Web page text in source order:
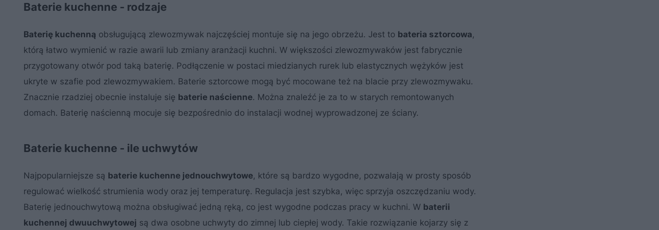
Baterie kuchenne - rodzaje
Baterię kuchenną obsługującą zlewozmywak najczęściej montuje się na jego obrzeżu. Jest to bateria sztorcowa,
którą łatwo wymienić w razie awarii lub zmiany aranżacji kuchni. W większości zlewozmywaków jest fabrycznie
przygotowany otwór pod taką baterię. Podłączenie w postaci miedzianych rurek lub elastycznych wężyków jest
ukryte w szafie pod zlewozmywakiem. Baterie sztorcowe mogą być mocowane też na blacie przy zlewozmywaku.
Znacznie rzadziej obecnie instaluje się baterie naścienne. Można znaleźć je za to w starych remontowanych
domach. Baterię naścienną mocuje się bezpośrednio do instalacji wodnej wyprowadzonej ze ściany.
Baterie kuchenne - ile uchwytów
Najpopularniejsze są baterie kuchenne jednouchwytowe, które są bardzo wygodne, pozwalają w prosty sposób
regulować wielkość strumienia wody oraz jej temperaturę. Regulacja jest szybka, więc sprzyja oszczędzaniu wody.
Baterię jednouchwytową można obsługiwać jedną ręką, co jest wygodne podczas pracy w kuchni. W baterii
kuchennej dwuuchwytowej są dwa osobne uchwyty do zimnej lub ciepłej wody. Takie rozwiązanie kojarzy się z